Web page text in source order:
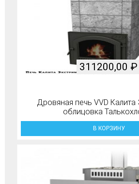
Дровяная печь VVD
облицовка
311200,00 ₽
В КОРЗИНУ